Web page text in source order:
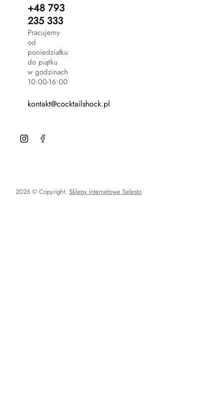
+48 793
235 333
Pracujemy
od
poniedziałku
do piątku
w godzinach
10:00-16:00
kontakt@cocktailshock.pl
2026 © Copyright. Sklepy internetowe Selesto